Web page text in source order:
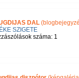
DAL
SZIGETE
száma: 1